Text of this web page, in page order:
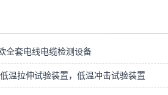
全套电线电缆检测设备
温拉伸试验装置，低温冲击试验装置